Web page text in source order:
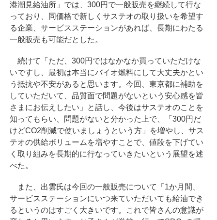
港潮見給油所」では、300円で一般販売を継続して行な
っており、同価格で新しくサステオの取り扱いを希望す
る企業、サービスステーションがあれば、長期にわたる
一般販売も可能だとした。
続けて「ただ、300円ではなかなか買っていただけな
いですし、最初は本当にバイオ燃料にして大丈夫かとい
う抵抗や不安があると思います。今回、東京都に補助を
していただいて、品質面で問題がないという安心感を皆
さまにお伝えしたい」と話し、今後はサステオのことを
知ってもらい、問題がないと分かった上で、「300円だ
けどCO2削減で使いましょうという方」を増やし、サス
テオの供給ボリュームを増やすことで、値段を下げてい
く取り組みを長期的に行なっていきたいという展望を述
べた。
また、出雲氏は今回の一般販売について「1か月間、
サービスステーションにいつ来ていただいても給油でき
るというのはすごく大きいです。これで皆さんの意識が